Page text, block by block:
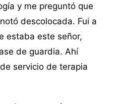
y me preguntó que
descolocada. Fui a
estaba este señor,
de guardia. Ahí
servicio de terapia